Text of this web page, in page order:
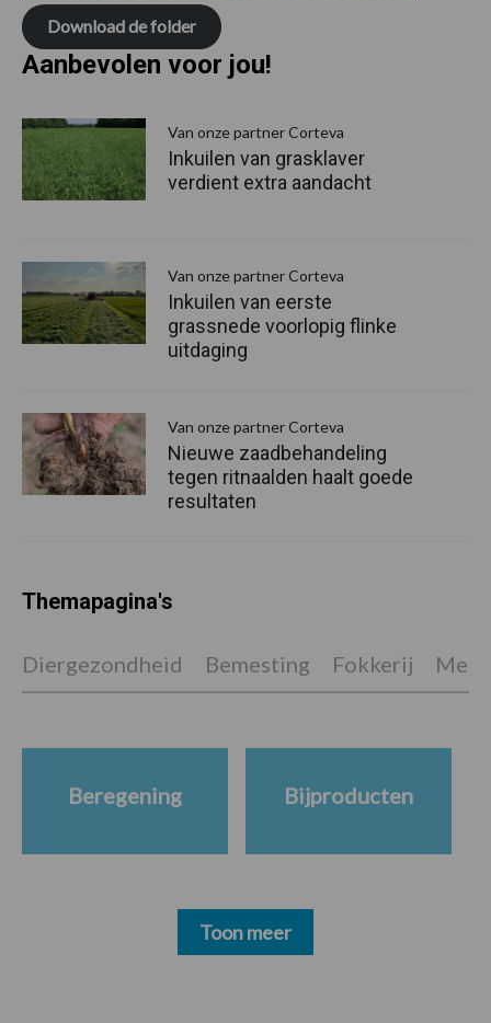
Download de folder
Aanbevolen voor jou!
Van onze partner Corteva
Inkuilen van grasklaver
verdient extra aandacht
Van onze partner Corteva
Inkuilen van eerste
grassnede voorlopig flinke
uitdaging
Van onze partner Corteva
Nieuwe zaadbehandeling
tegen ritnaalden haalt goede
resultaten
Themapagina's
Diergezondheid Bemesting Fokkerij
Beregening Bijproducten
Toon meer